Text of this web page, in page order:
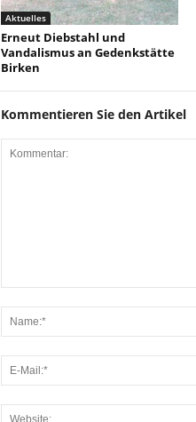
Aktuelles
Erneut Diebstahl und
Vandalismus an Gedenkstätte
Birken
Kommentieren Sie den Artikel